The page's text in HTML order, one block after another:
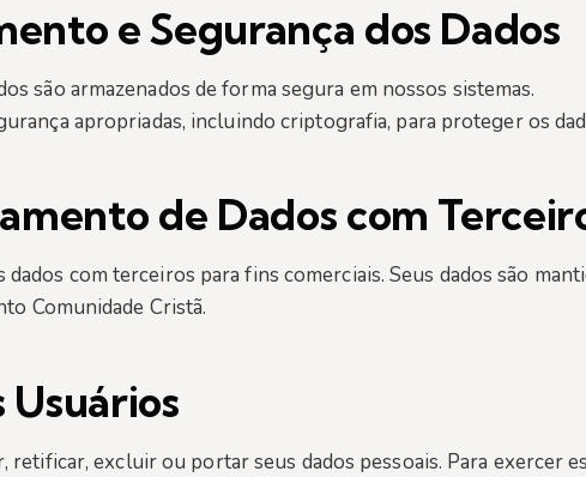
e Segurança dos Dados
são armazenados de forma segura em nossos sistemas.
apropriadas, incluindo criptografia, para proteger os
de Dados com
com terceiros para fins comerciais. Seus dados são
Comunidade Cristã.
retificar, excluir ou portar seus dados pessoais. Para exercer